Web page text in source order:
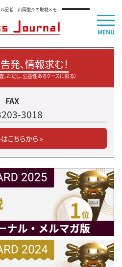
ル記者 山岡俊介の取材メモ
発、情報求む！
ただし、公益性あるケースに限る）
FAX
3018
こちらから »
MENU